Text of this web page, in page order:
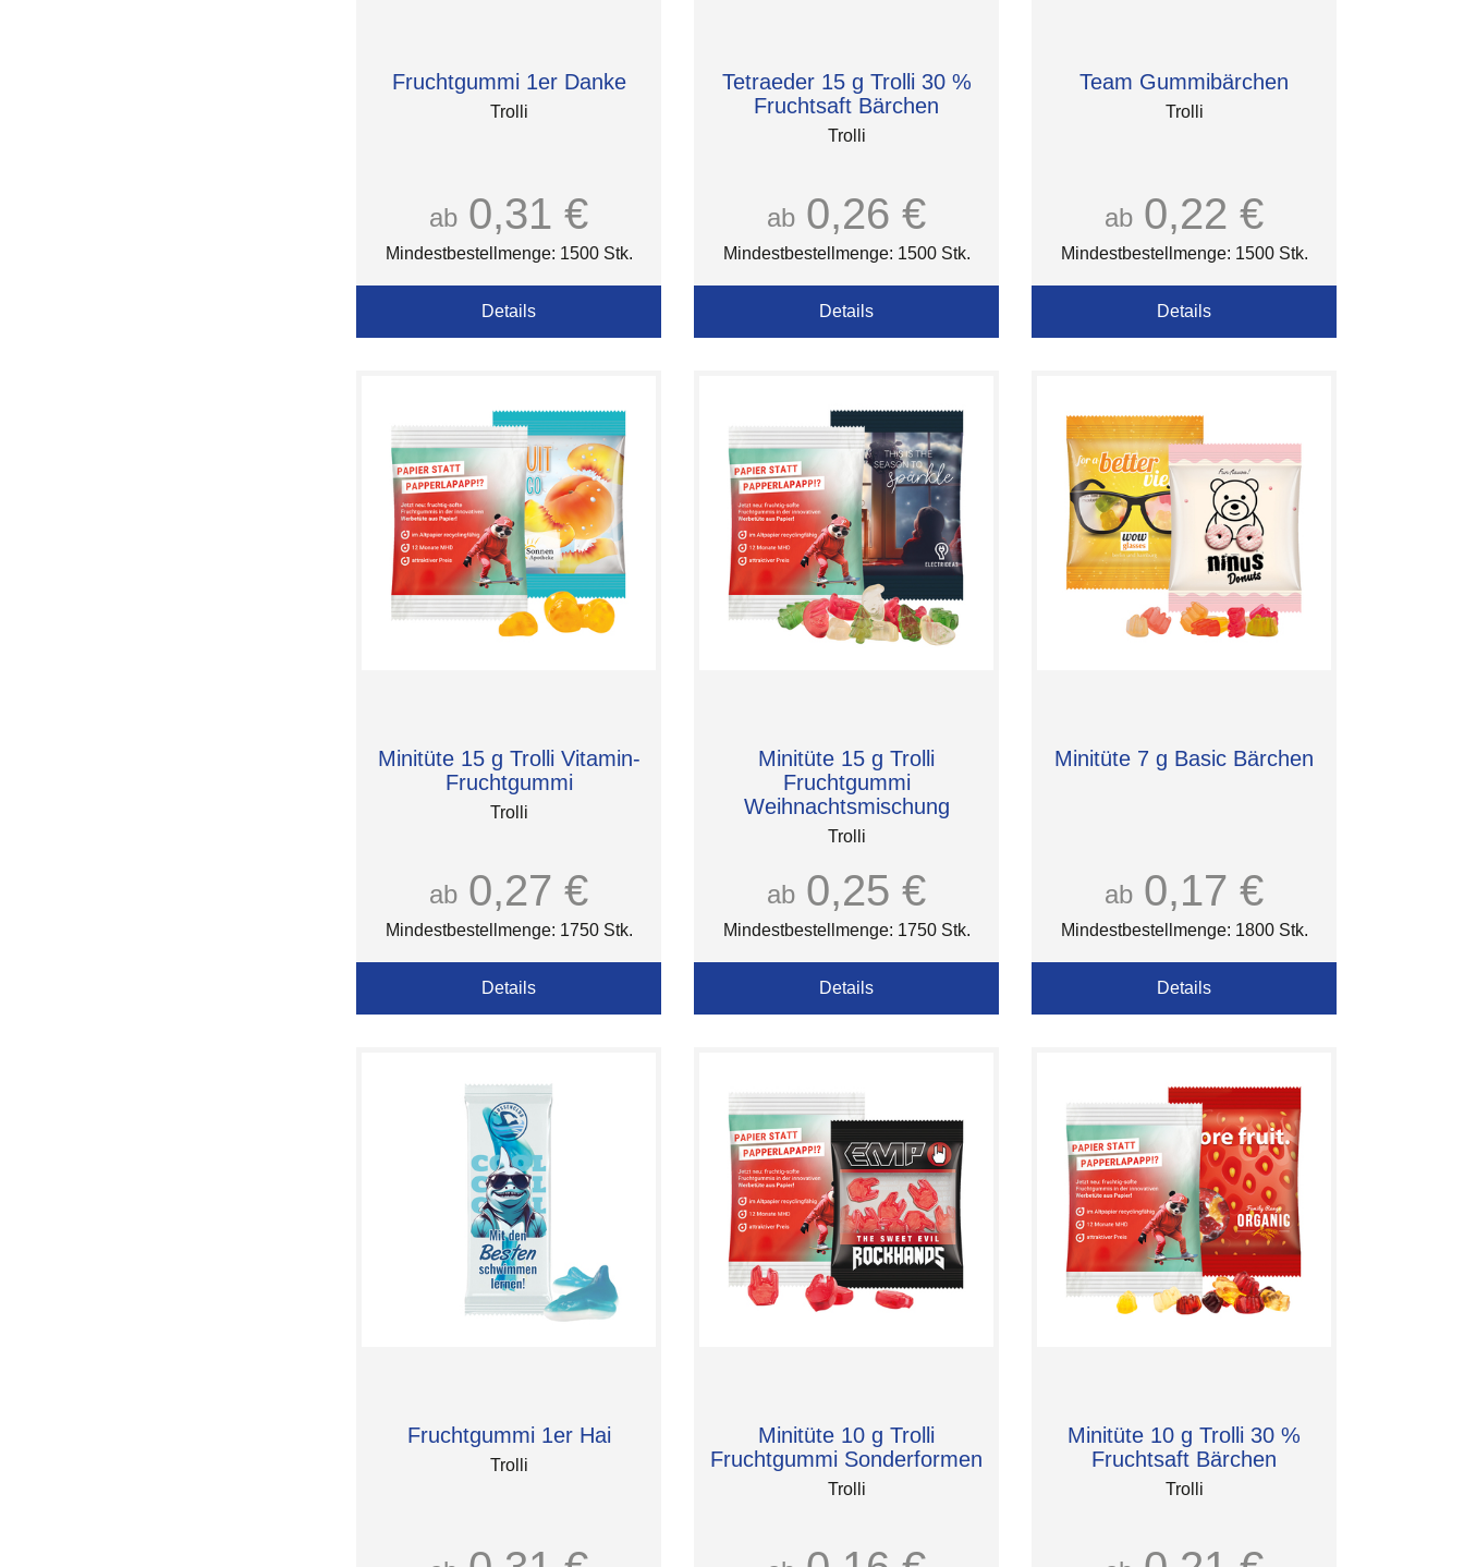
Fruchtgummi 1er Danke
Trolli
ab 0,31 €
Mindestbestellmenge: 1500 Stk.
Details
Tetraeder 15 g Trolli 30 %
Fruchtsaft Bärchen
Trolli
ab 0,26 €
Mindestbestellmenge: 1500 Stk.
Details
Team Gummibärchen
Trolli
ab 0,22 €
Mindestbestellmenge: 1500 Stk.
Details
Minitüte 15 g Trolli Vitamin-
Fruchtgummi
Trolli
ab 0,27 €
Mindestbestellmenge: 1750 Stk.
Details
Minitüte 15 g Trolli
Fruchtgummi
Weihnachtsmischung
Trolli
ab 0,25 €
Mindestbestellmenge: 1750 Stk.
Details
Minitüte 7 g Basic Bärchen
ab 0,17 €
Mindestbestellmenge: 1800 Stk.
Details
Fruchtgummi 1er Hai
Trolli
Minitüte 10 g Trolli
Fruchtgummi Sonderformen
Trolli
Minitüte 10 g Trolli 30 %
Fruchtsaft Bärchen
Trolli